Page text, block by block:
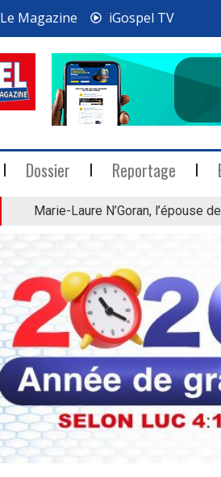
Le Magazine iGospel TV
Dossier Reportage
Marie-Laure N’Goran, l’épouse